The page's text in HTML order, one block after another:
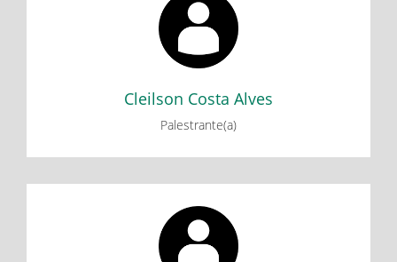
Cleilson Costa Alves
Palestrante(a)
Minicurso: Noções de Geometria e Funções com o
GeoGebra - Parte I
EDGARD BATISTA RODRIGUES
Minicurso: Dispositivos de contagem do tempo: Algumas
histórias e experimentações - Parte 1